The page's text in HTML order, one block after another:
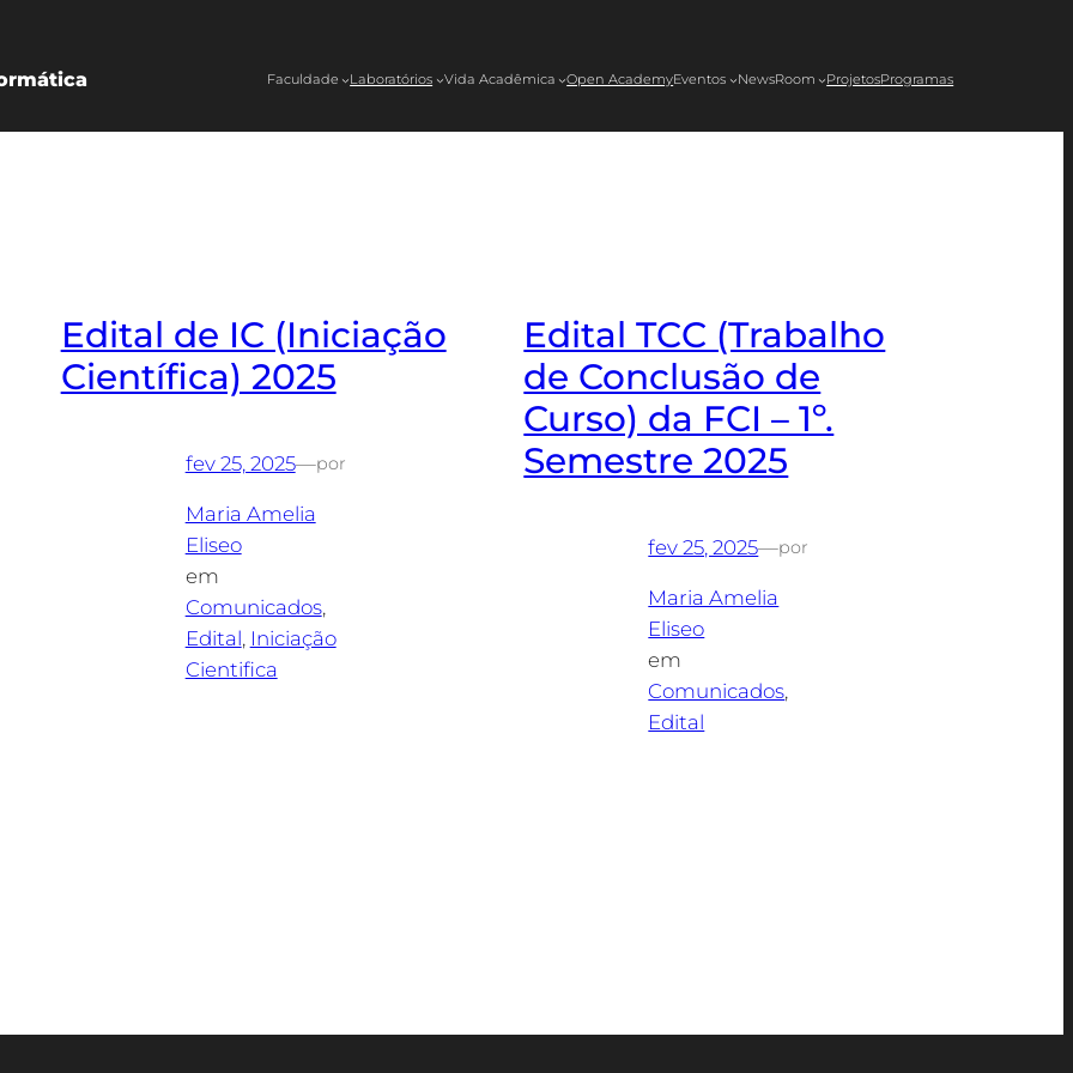
Faculdade Laboratórios Vida Acadêmica Open AcademyEventos NewsRoom ProjetosProgramas
Edital de IC (Iniciação
Científica) 2025
fev 25, 2025—por
Maria Amelia
Eliseo
em
Comunicados,
Edital, Iniciação
Cientifica
Edital TCC (Trabalho
de Conclusão de
Curso) da FCI – 1º.
Semestre 2025
fev 25, 2025—por
Maria Amelia
Eliseo
em
Comunicados
Edital